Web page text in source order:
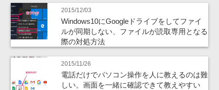
2015/12/03
Windows10にGoogleドライブをしてファイ
ルが同期しない、ファイルが読取専用となる
際の対処方法
2015/11/26
電話だけでパソコン操作を人に教えるのは難
しい。画面を一緒に確認できて教えやすい